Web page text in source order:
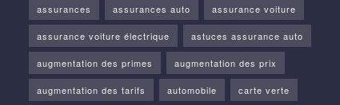
assurances assurances auto assurance voiture
assurance voiture électrique astuces assurance auto
augmentation des primes augmentation des prix
augmentation des tarifs automobile carte verte